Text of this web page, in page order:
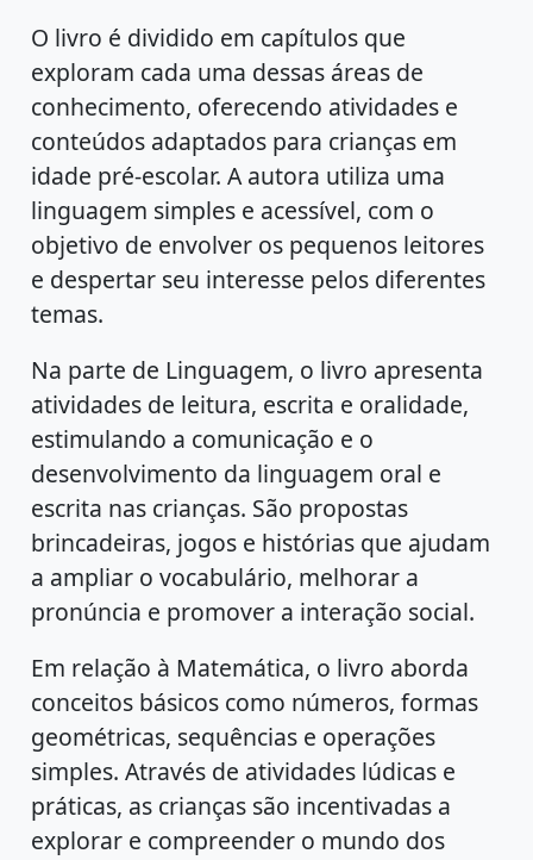
O livro é dividido em capítulos que
exploram cada uma dessas áreas de
conhecimento, oferecendo atividades e
conteúdos adaptados para crianças em
idade pré-escolar. A autora utiliza uma
linguagem simples e acessível, com o
objetivo de envolver os pequenos leitores
e despertar seu interesse pelos diferentes
temas.
Na parte de Linguagem, o livro apresenta
atividades de leitura, escrita e oralidade,
estimulando a comunicação e o
desenvolvimento da linguagem oral e
escrita nas crianças. São propostas
brincadeiras, jogos e histórias que ajudam
a ampliar o vocabulário, melhorar a
pronúncia e promover a interação social.
Em relação à Matemática, o livro aborda
conceitos básicos como números, formas
geométricas, sequências e operações
simples. Através de atividades lúdicas e
práticas, as crianças são incentivadas a
explorar e compreender o mundo dos